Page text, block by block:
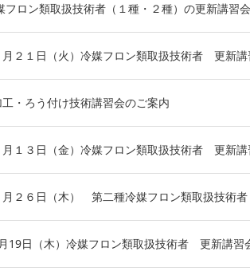
フロン類取扱技術者（１種・２種）の更新講習
月２１日（火）冷媒フロン類取扱技術者 更新
・ろう付け技術講習会のご案内
月１３日（金）冷媒フロン類取扱技術者 更新講
月２６日（木） 第二種冷媒フロン類取扱技術
19日（木）冷媒フロン類取扱技術者 更新講習